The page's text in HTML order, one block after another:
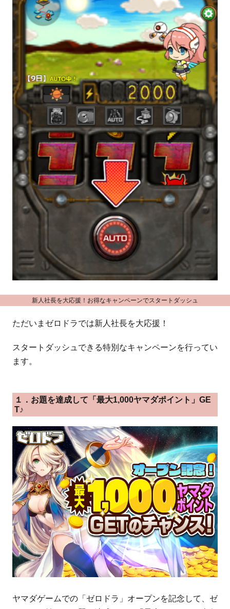
新人社長を大応援！お得なキャンペーンでスタートダッシュ
ただいまゼロドラでは新人社長を大応援！
スタートダッシュできる特別なキャンペーンを行ってい
ます。
１．お題を達成して「最大1,000ヤマダポイント」GE
T♪
ヤマダゲームでの「ゼロドラ」オープンを記念して、ゼ